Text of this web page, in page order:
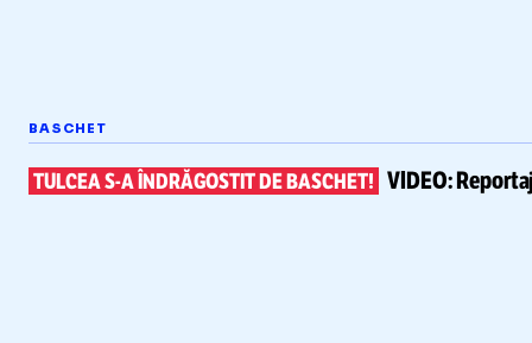
BASCHET
TULCEAS-AÎNDRĂGOSTIT DE BASCHET! VIDEO: